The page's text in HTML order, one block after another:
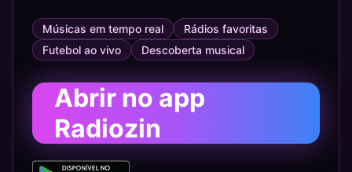
Músicas em tempo real
Rádios favoritas
Futebol ao vivo
Descoberta musical
Abrir no app
Radiozin